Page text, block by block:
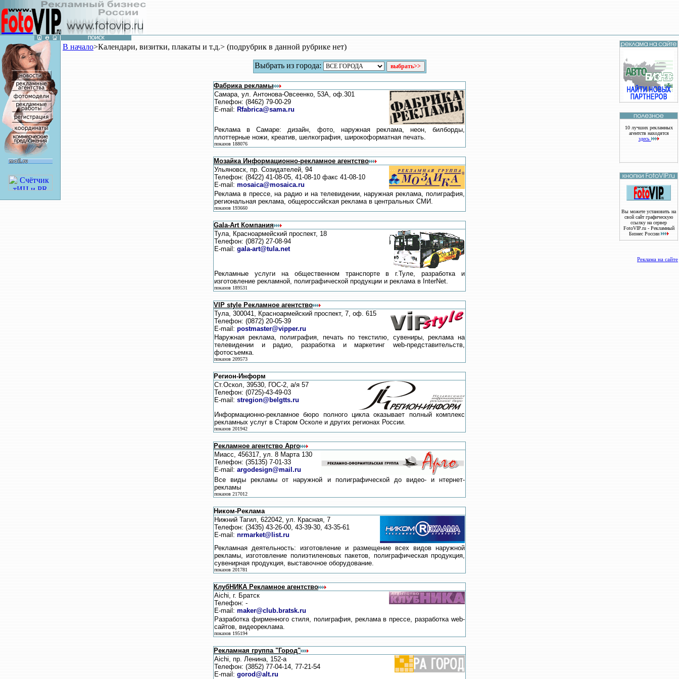
В начало>Календари, визитки, плакаты и т.д.> (подрубрик в данной рубрике нет)
Выбрать из города:
Фабрика рекламы
Самара, ул. Антонова-Овсеенко, 53А, оф.301
Телефон: (8462) 79-00-29
E-mail: Rfabrica@sama.ru
Реклама в Самаре: дизайн, фото, наружная реклама, неон, билборды,
плоттерные ножи, креатив, шелкография, широкоформатная печать.
показов 188076
Мозайка Информационно-рекламное агентство
Ульяновск, пр. Созидателей, 94
Телефон: (8422) 41-08-05, 41-08-10 факс 41-08-10
E-mail: mosaica@mosaica.ru
Реклама в прессе, на радио и на телевидении, наружная реклама, полиграфия,
региональная реклама, общероссийская реклама в центральных СМИ.
показов 193660
Gala-Art Компания
Тула, Красноармейский проспект, 18
Телефон: (0872) 27-08-94
E-mail: gala-art@tula.net
Рекламные услуги на общественном транспорте в г.Туле, разработка и
изготовление рекламной, полиграфической продукции и реклама в InterNet.
показов 189531
VIP style Рекламное агентство
Тула, 300041, Красноармейский проспект, 7, оф. 615
Телефон: (0872) 20-05-39
E-mail: postmaster@vipper.ru
Наружная реклама, полиграфия, печать по текстилю, сувениры, реклама на
телевидении и радио, разработка и маркетинг web-представительств,
фотосъемка.
показов 209573
Регион-Информ
Ст.Оскол, 39530, ГОС-2, а/я 57
Телефон: (0725)-43-49-03
E-mail: stregion@belgtts.ru
Информационно-рекламное бюро полного цикла оказывает полный комплекс
рекламных услуг в Старом Осколе и других регионах России.
показов 201942
Рекламное агентство Арго
Миасс, 456317, ул. 8 Марта 130
Телефон: (35135) 7-01-33
E-mail: argodesign@mail.ru
Все виды рекламы от наружной и полиграфической до видео- и нтернет-
рекламы
показов 217012
Ником-Реклама
Нижний Тагил, 622042, ул. Красная, 7
Телефон: (3435) 43-26-00, 43-39-30, 43-35-61
E-mail: nrmarket@list.ru
Рекламная деятельность: изготовление и размещение всех видов наружной
рекламы, изготовление полиэтиленовых пакетов, полиграфическая продукция,
сувенирная продукция, выставочное оборудование.
показов 201781
КлубНИКА Рекламное агентство
Aichi, г. Братск
Телефон: -
E-mail: maker@club.bratsk.ru
Разработка фирменного стиля, полиграфия, реклама в прессе, разработка web-
сайтов, видеореклама.
показов 195194
Рекламная группа "Город"
Aichi, пр. Ленина, 152-а
Телефон: (3852) 77-04-14, 77-21-54
E-mail: gorod@alt.ru
10 лучших рекламных
агентств находятся
здесь
Вы можете установить на
свой сайт графическую
ссылку на сервер
FotoVIP.ru - Рекламный
Бизнес России
Реклама на сайте